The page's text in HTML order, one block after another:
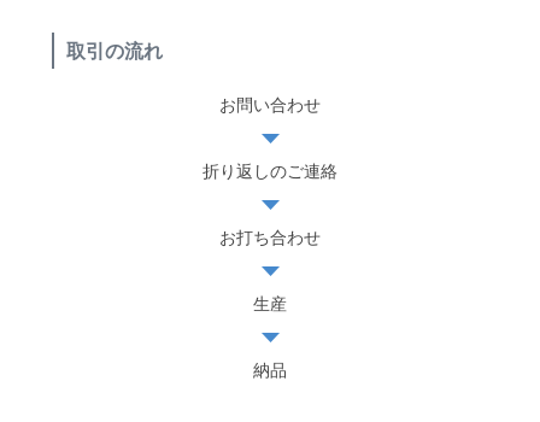
取引の流れ
お問い合わせ
折り返しのご連絡
お打ち合わせ
生産
納品